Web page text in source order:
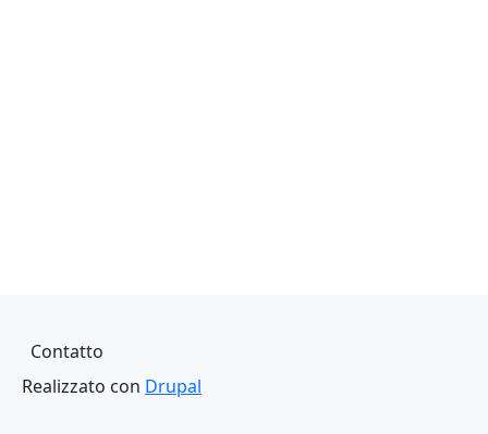
Piè di pagina
Contatto
Realizzato con Drupal